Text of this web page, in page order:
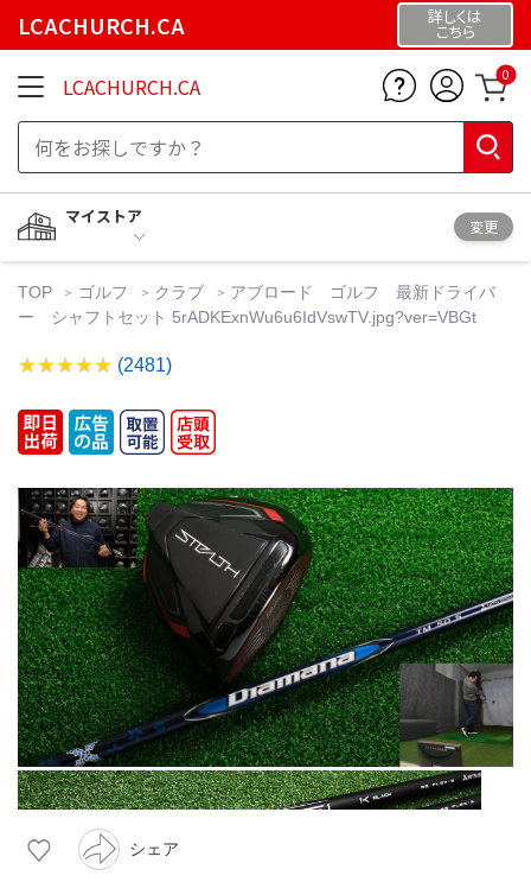
LCACHURCH.CA 詳しくは
こちら
LCACHURCH.CA 0
マイストア
変更
TOP ゴルフ クラブ
アブロード ゴルフ 最新ドライバ
ー シャフトセット 5rADKExnWu6u6IdVswTV.jpg?ver=VBGt
(2481)
シェア